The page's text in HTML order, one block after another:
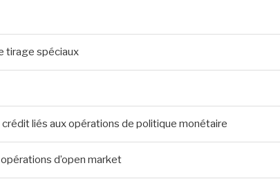
tirage spéciaux
liés aux opérations de politique monétaire
d’open market